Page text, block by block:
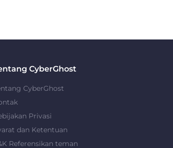
CyberGhost
CyberGhost
Privasi
dan Ketentuan
Referensikan teman